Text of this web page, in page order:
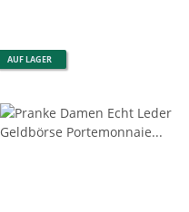
AUF LAGER